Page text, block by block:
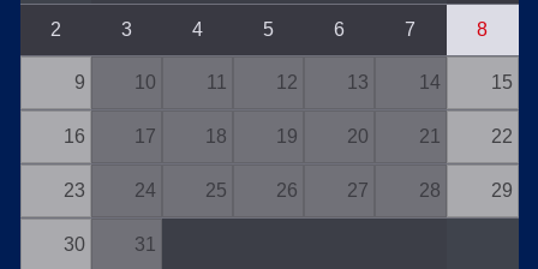
2 3 4 5 6 7 8
9 10 11 12 13 14 15
16 17 18 19 20 21 22
23 24 25 26 27 28 29
30 31